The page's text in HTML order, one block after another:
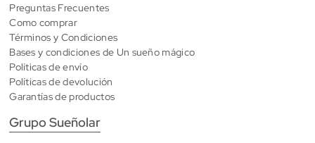
Preguntas Frecuentes
Como comprar
Términos y Condiciones
Bases y condiciones de Un sueño mágico
Políticas de envío
Políticas de devolución
Garantías de productos
Grupo Sueñolar